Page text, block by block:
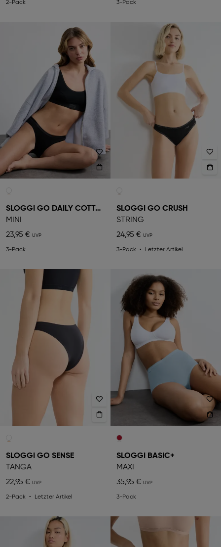
2-Pack 3-Pack
SLOGGI GO DAILY COTTON
MINI
23,95 €
3-Pack
SLOGGI GO CRUSH
STRING
24,95 €
3-Pack Letzter Artikel
SLOGGI GO SENSE
TANGA
22,95 €
2-Pack Letzter Artikel
SLOGGI BASIC+
MAXI
35,95 €
3-Pack